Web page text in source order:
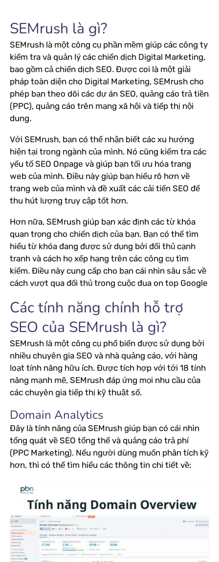
SEMrush là gì?
SEMrush là một công cụ phần mềm giúp các công ty
kiểm tra và quản lý các chiến dịch Digital Marketing,
bao gồm cả chiến dịch SEO. Được coi là một giải
pháp toàn diện cho Digital Marketing, SEMrush cho
phép bạn theo dõi các dự án SEO, quảng cáo trả tiền
(PPC), quảng cáo trên mạng xã hội và tiếp thị nội
dung.
Với SEMrush, bạn có thể nhận biết các xu hướng
hiện tại trong ngành của mình. Nó cũng kiểm tra các
yếu tố SEO Onpage và giúp bạn tối ưu hóa trang
web của mình. Điều này giúp bạn hiểu rõ hơn về
trang web của mình và đề xuất các cải tiến SEO để
thu hút lượng truy cập tốt hơn.
Hơn nữa, SEMrush giúp bạn xác định các từ khóa
quan trọng cho chiến dịch của bạn. Bạn có thể tìm
hiểu từ khóa đang được sử dụng bởi đối thủ cạnh
tranh và cách họ xếp hạng trên các công cụ tìm
kiếm. Điều này cung cấp cho bạn cái nhìn sâu sắc về
cách vượt qua đối thủ trong cuộc đua on top Google
Các tính năng chính hỗ trợ
SEO của SEMrush là gì?
SEMrush là một công cụ phổ biến được sử dụng bởi
nhiều chuyên gia SEO và nhà quảng cáo, với hàng
loạt tính năng hữu ích. Được tích hợp với tới 18 tính
năng mạnh mẽ, SEMrush đáp ứng mọi nhu cầu của
các chuyên gia tiếp thị kỹ thuật số.
Domain Analytics
Đây là tính năng của SEMrush giúp bạn có cái nhìn
tổng quát về SEO tổng thể và quảng cáo trả phí
(PPC Marketing). Nếu người dùng muốn phân tích kỹ
hơn, thì có thể tìm hiểu các thông tin chi tiết về: